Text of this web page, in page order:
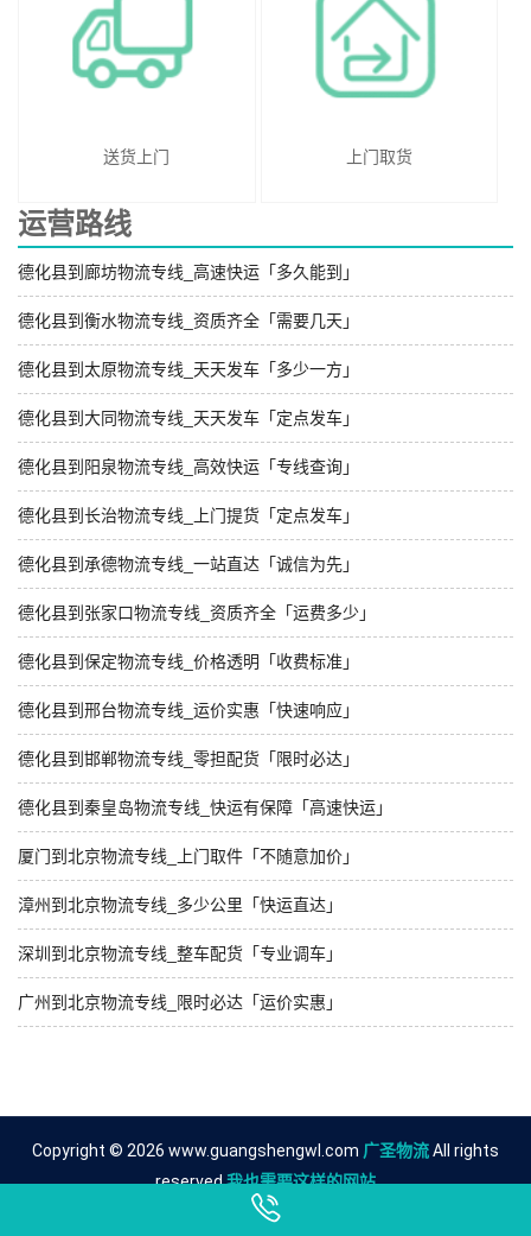
送货上门 上门取货
运营路线
德化县到廊坊物流专线_高速快运「多久能到」
德化县到衡水物流专线_资质齐全「需要几天」
德化县到太原物流专线_天天发车「多少一方」
德化县到大同物流专线_天天发车「定点发车」
德化县到阳泉物流专线_高效快运「专线查询」
德化县到长治物流专线_上门提货「定点发车」
德化县到承德物流专线_一站直达「诚信为先」
德化县到张家口物流专线_资质齐全「运费多少」
德化县到保定物流专线_价格透明「收费标准」
德化县到邢台物流专线_运价实惠「快速响应」
德化县到邯郸物流专线_零担配货「限时必达」
德化县到秦皇岛物流专线_快运有保障「高速快运」
厦门到北京物流专线_上门取件「不随意加价」
漳州到北京物流专线_多少公里「快运直达」
深圳到北京物流专线_整车配货「专业调车」
广州到北京物流专线_限时必达「运价实惠」
Copyright © 2026 www.guangshengwl.com 广圣物流All rights
reserved.我也需要这样的网站